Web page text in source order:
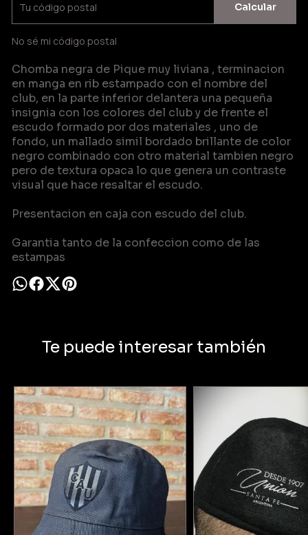
Calcular
No sé mi código postal
Chomba negra de Pique muy liviana , terminacion
en manga en rib estampado con el nombre del
club, en la parte inferior delantera una pequeña
insignia con los colores del club y de frente el
escudo formado por dos materiales , uno de
fondo, un mallado simil bordado brillante de color
negro combinado con otro material tambien negro
pero de textura opaca lo que genera un contraste
visual que hace resaltar el escudo.
Presentacion en caja con escudo del club.
Garantia tanto de la confeccion como de las
estampas
Te puede interesar también